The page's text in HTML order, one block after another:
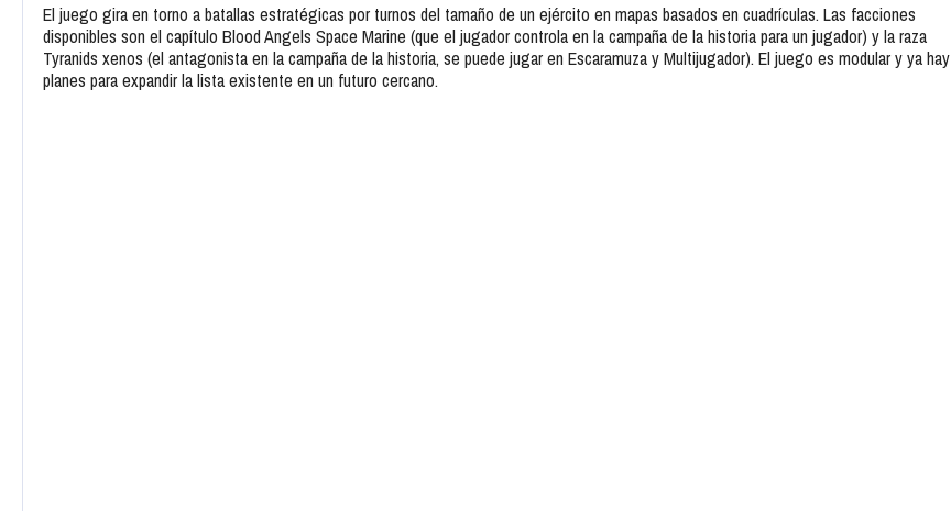
El juego gira en torno a batallas estratégicas por turnos del tamaño de un ejército en mapas basados ​​en cuadrículas. Las facciones
disponibles son el capítulo Blood Angels Space Marine (que el jugador controla en la campaña de la historia para un jugador) y la raza
Tyranids xenos (el antagonista en la campaña de la historia, se puede jugar en Escaramuza y Multijugador). El juego es modular y ya hay
planes para expandir la lista existente en un futuro cercano.